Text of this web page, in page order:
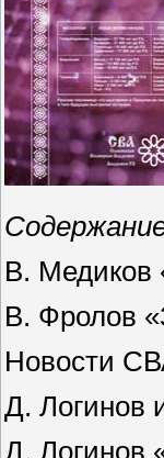
В. Медиков
В. Фролов
Новости
Д. Логинов
Д. Логинов